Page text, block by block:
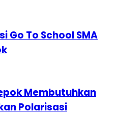
Go To School SMA
Membutuhkan
Polarisasi